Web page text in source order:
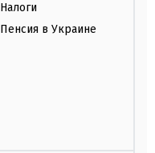
Налоги
Пенсия в Украине